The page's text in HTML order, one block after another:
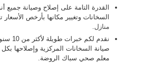
القدرة التامة على إصلاح وصيانة جميع
السخانات وتغيير مكانها بأرخص الأسعار
منازل.
نقدم لكم
صيانة السخانات المركزية وإصلاحها
معلم صحي سباك الروضة.